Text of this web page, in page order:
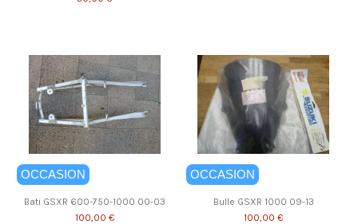
OCCASION
Bati GSXR 600-750-1000 00-03
100,00 €
OCCASION
Bulle GSXR 1000 09-13
100,00 €